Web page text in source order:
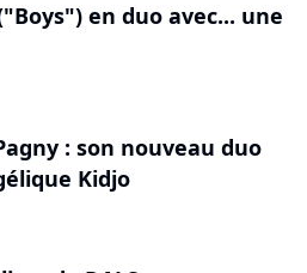
en duo avec... une
: son nouveau duo
Kidjo